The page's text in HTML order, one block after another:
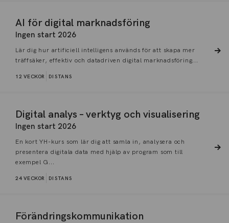
AI för digital marknadsföring
Ingen start 2026
Lär dig hur artificiell intelligens används för att skapa mer
träffsäker, effektiv och datadriven digital marknadsföring...
12 VECKOR DISTANS
Digital analys – verktyg och visualisering
Ingen start 2026
En kort YH-kurs som lär dig att samla in, analysera och
presentera digitala data med hjälp av program som till
exempel G...
24 VECKOR DISTANS
Förändringskommunikation